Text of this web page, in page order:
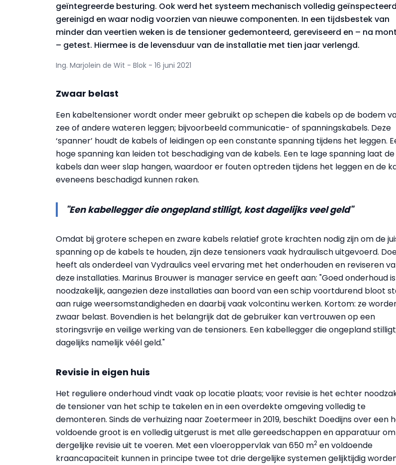
geïntegreerde besturing. Ook werd het systeem mechanisch volledig
gereinigd en waar nodig voorzien van nieuwe componenten. In een tijdsbestek van
minder dan veertien weken is de tensioner gedemonteerd, gereviseerd en – na
– getest. Hiermee is de levensduur van de installatie met tien jaar verlengd.
Ing. Marjolein de Wit - Blok - 16 juni 2021
Zwaar belast
Een kabeltensioner wordt onder meer gebruikt op schepen die kabels op de bodem
zee of andere wateren leggen; bijvoorbeeld communicatie- of spanningskabels. Deze
‘spanner’ houdt de kabels of leidingen op een constante spanning tijdens het leggen.
hoge spanning kan leiden tot beschadiging van de kabels. Een te lage spanning laat de
kabels dan weer slap hangen, waardoor er fouten optreden tijdens het leggen en de
eveneens beschadigd kunnen raken.
"Een kabellegger die ongepland stilligt, kost dagelijks veel geld"
Omdat bij grotere schepen en zware kabels relatief grote krachten nodig zijn om de
spanning op de kabels te houden, zijn deze tensioners vaak hydraulisch uitgevoerd.
heeft als onderdeel van Vydraulics veel ervaring met het onderhouden en reviseren
deze installaties. Marinus Brouwer is manager service en geeft aan: "Goed onderhoud is
noodzakelijk, aangezien deze installaties aan boord van een schip voortdurend bloot
aan ruige weersomstandigheden en daarbij vaak volcontinu werken. Kortom: ze
zwaar belast. Bovendien is het belangrijk dat de gebruiker kan vertrouwen op een
storingsvrije en veilige werking van de tensioners. Een kabellegger die ongepland
dagelijks namelijk véél geld."
Revisie in eigen huis
Het reguliere onderhoud vindt vaak op locatie plaats; voor revisie is het echter
de tensioner van het schip te takelen en in een overdekte omgeving volledig te
demonteren. Sinds de verhuizing naar Zoetermeer in 2019, beschikt Doedijns over een
voldoende groot is en volledig uitgerust is met alle gereedschappen en apparatuur
dergelijke revisie uit te voeren. Met een vloeroppervlak van 650 m2 en voldoende
kraancapaciteit kunnen in principe twee tot drie dergelijke systemen gelijktijdig